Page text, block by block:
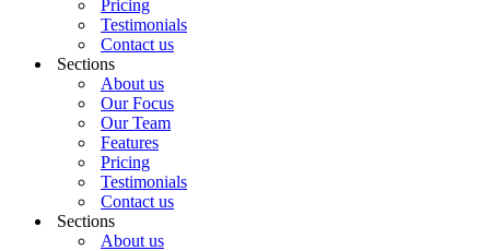
Pricing
Testimonials
Contact us
Sections
About us
Our Focus
Our Team
Features
Pricing
Testimonials
Contact us
Sections
About us